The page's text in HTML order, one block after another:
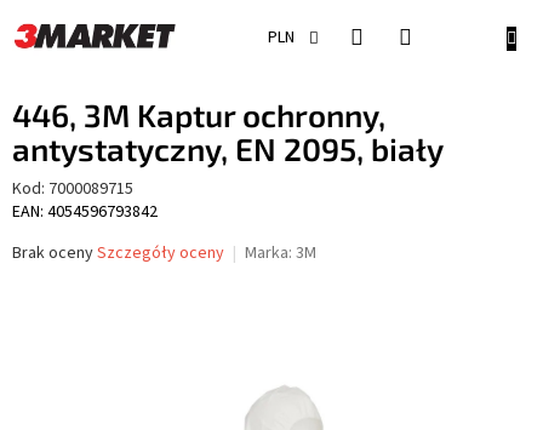
do
treści
PLN
446, 3M Kaptur ochronny,
antystatyczny, EN 2095, biały
Kod: 7000089715
EAN: 4054596793842
Średnia
Brak ocenySzczegóły oceny Marka: 3M